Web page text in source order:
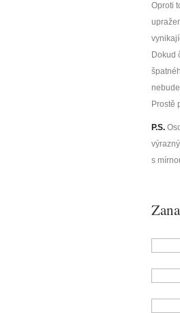
Oproti
Dokud
Prostě
P.S.
s